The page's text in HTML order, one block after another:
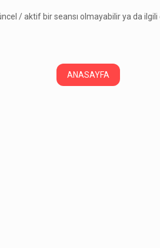
/ aktif bir seansı olmayabilir ya da
ANASAYFA